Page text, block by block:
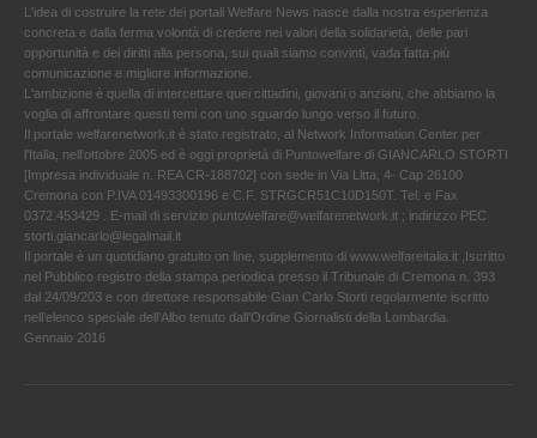
L'idea di costruire la rete dei portali Welfare News nasce dalla nostra esperienza
concreta e dalla ferma volontà di credere nei valori della solidarietà, delle pari
opportunità e dei diritti alla persona, sui quali siamo convinti, vada fatta più
comunicazione e migliore informazione.
L'ambizione è quella di intercettare quei cittadini, giovani o anziani, che abbiamo la
voglia di affrontare questi temi con uno sguardo lungo verso il futuro.
Il portale welfarenetwork.it è stato registrato, al Network Information Center per
l'Italia, nell’ottobre 2005 ed è oggi proprietà di Puntowelfare di GIANCARLO STORTI
[Impresa individuale n. REA CR-188702] con sede in Via Litta, 4- Cap 26100
Cremona con P.IVA 01493300196 e C.F. STRGCR51C10D150T. Tel. e Fax
0372.453429 . E-mail di servizio puntowelfare@welfarenetwork.it ; indirizzo PEC
storti.giancarlo@legalmail.it
Il portale è un quotidiano gratuito on line, supplemento di www.welfareitalia.it ,Iscritto
nel Pubblico registro della stampa periodica presso il Tribunale di Cremona n. 393
dal 24/09/203 e con direttore responsabile Gian Carlo Storti regolarmente iscritto
nell’elenco speciale dell’Albo tenuto dall’Ordine Giornalisti della Lombardia.
Gennaio 2016